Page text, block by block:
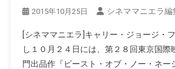
2015年10月25日 シネママニエラ編
[シネママニエラ]キャリー・ジョージ・
し１０月２４日には、第２８回東京国際
門出品作『ビースト・オブ・ノー・ネー